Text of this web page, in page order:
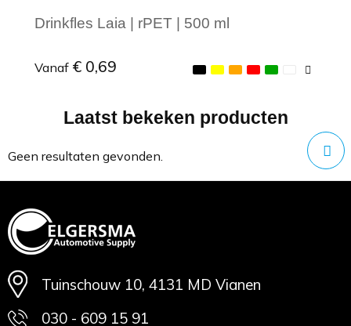
Drinkfles Laia | rPET | 500 ml
Vanaf € 0,69
Minimale afname: 1
Laatst bekeken producten
Geen resultaten gevonden.
Tuinschouw 10, 4131 MD Vianen
030 - 609 15 91